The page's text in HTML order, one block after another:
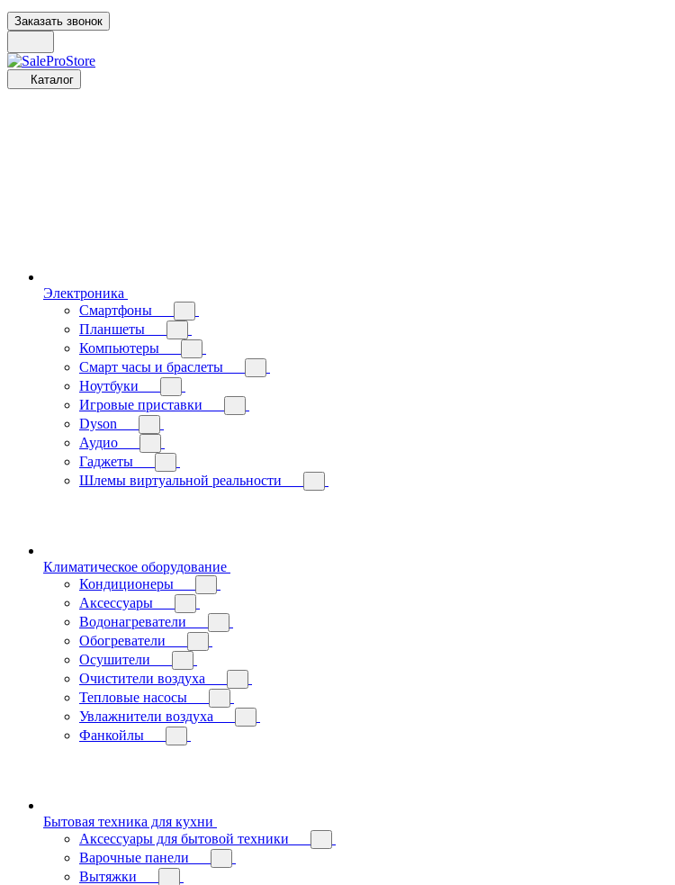
Заказать звонок
Каталог
Электроника
Смартфоны
Планшеты
Компьютеры
Смарт часы и браслеты
Ноутбуки
Игровые приставки
Dyson
Аудио
Гаджеты
Шлемы виртуальной реальности
Климатическое оборудование
Кондиционеры
Аксессуары
Водонагреватели
Обогреватели
Осушители
Очистители воздуха
Тепловые насосы
Увлажнители воздуха
Фанкойлы
Бытовая техника для кухни
Аксессуары для бытовой техники
Варочные панели
Вытяжки